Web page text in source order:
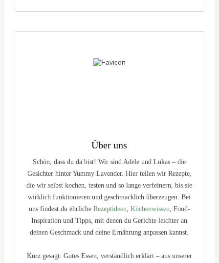
Über uns
Schön, dass du da bist! Wir sind Adele und Lukas – die
Gesichter hinter Yummy Lavender. Hier teilen wir Rezepte,
die wir selbst kochen, testen und so lange verfeinern, bis sie
wirklich funktionieren und geschmacklich überzeugen. Bei
uns findest du ehrliche Rezeptideen Küchenwissen , Food-
Inspiration und Tipps, mit denen du Gerichte leichter an
deinen Geschmack und deine Ernährung anpassen kannst.
Kurz gesagt: Gutes Essen, verständlich erklärt – aus unserer